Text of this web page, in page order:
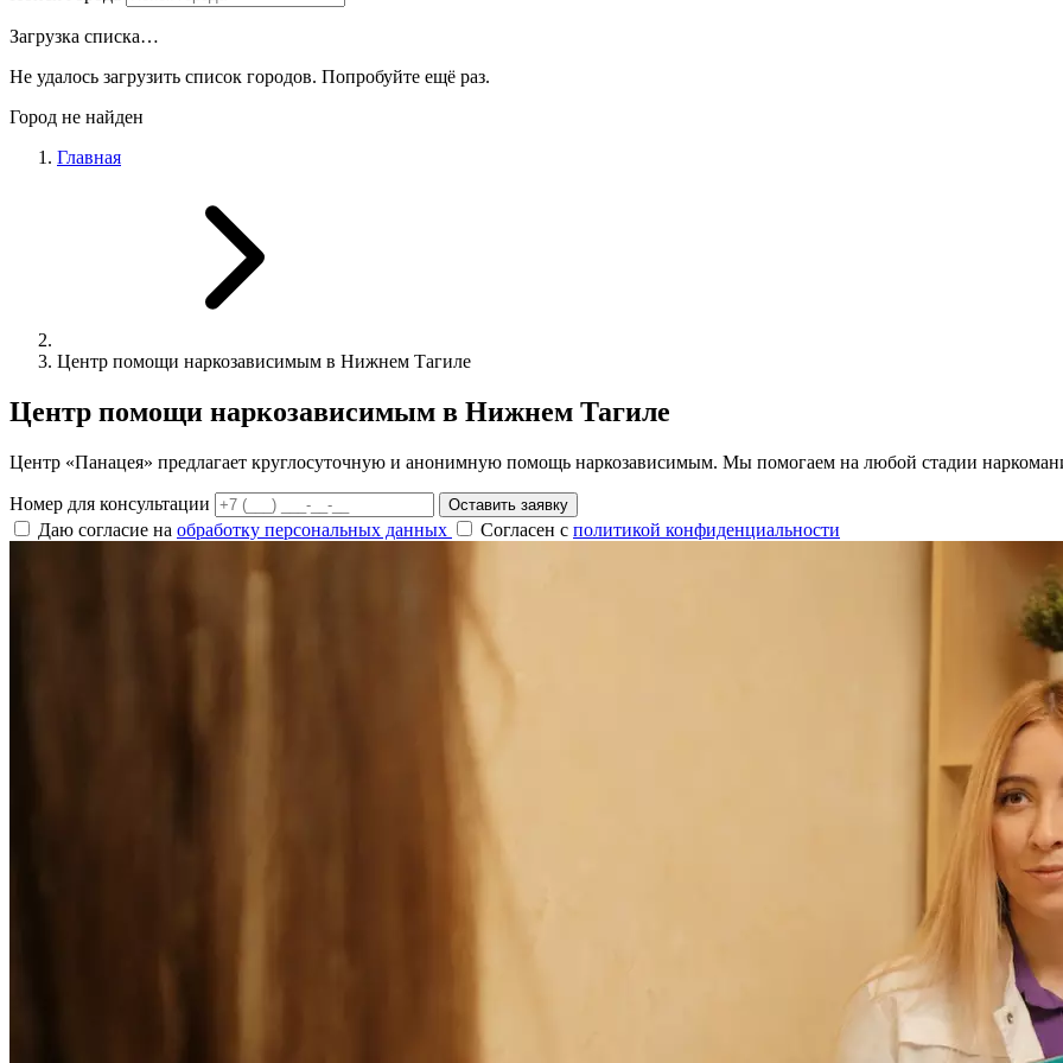
Загрузка списка…
Не удалось загрузить список городов. Попробуйте ещё раз.
Город не найден
Главная
Центр помощи наркозависимым в Нижнем Тагиле
Центр помощи наркозависимым в Нижнем Тагиле
Центр «Панацея» предлагает круглосуточную и анонимную помощь наркозависимым. Мы помогаем на любой стадии
Номер для консультации Оставить заявку
Даю согласие на обработку персональных данных Согласен с политикой конфиденциальности